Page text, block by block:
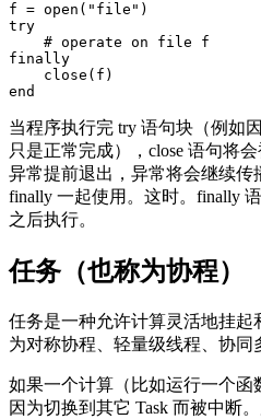
f = open("file")
try
    # operate on file f
finally
    close(f)
当程序执行完 try 语句块（例如
只是正常完成），close 语句将
异常提前退出，异常将会继续传
finally 一起使用。这时。finally
之后执行。
任务（也称为协程）
任务是一种允许计算灵活地挂
为对称协程、轻量级线程、协同
如果一个计算（比如运行一个函
因为切换到其它 Task 而被中断